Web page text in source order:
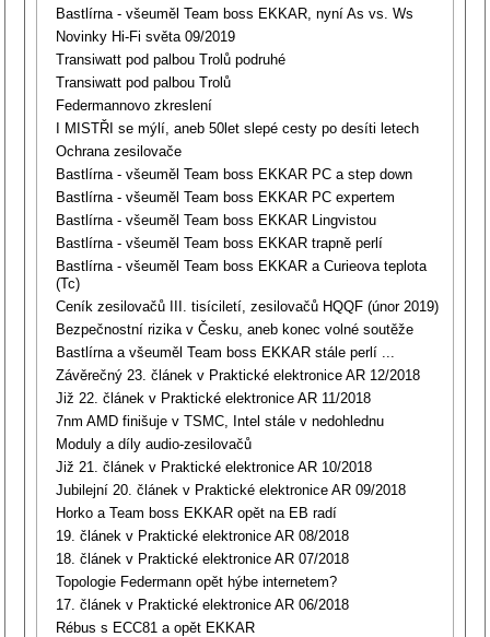
Bastlírna - všeuměl Team boss EKKAR, nyní As vs. Ws
Novinky Hi-Fi světa 09/2019
Transiwatt pod palbou Trolů podruhé
Transiwatt pod palbou Trolů
Federmannovo zkreslení
I MISTŘI se mýlí, aneb 50let slepé cesty po desíti letech
Ochrana zesilovače
Bastlírna - všeuměl Team boss EKKAR PC a step down
Bastlírna - všeuměl Team boss EKKAR PC expertem
Bastlírna - všeuměl Team boss EKKAR Lingvistou
Bastlírna - všeuměl Team boss EKKAR trapně perlí
Bastlírna - všeuměl Team boss EKKAR a Curieova teplota
(Tc)
Ceník zesilovačů III. tisíciletí, zesilovačů HQQF (únor 2019)
Bezpečnostní rizika v Česku, aneb konec volné soutěže
Bastlírna a všeuměl Team boss EKKAR stále perlí ...
Závěrečný 23. článek v Praktické elektronice AR 12/2018
Již 22. článek v Praktické elektronice AR 11/2018
7nm AMD finišuje v TSMC, Intel stále v nedohlednu
Moduly a díly audio-zesilovačů
Již 21. článek v Praktické elektronice AR 10/2018
Jubilejní 20. článek v Praktické elektronice AR 09/2018
Horko a Team boss EKKAR opět na EB radí
19. článek v Praktické elektronice AR 08/2018
18. článek v Praktické elektronice AR 07/2018
Topologie Federmann opět hýbe internetem?
17. článek v Praktické elektronice AR 06/2018
Rébus s ECC81 a opět EKKAR